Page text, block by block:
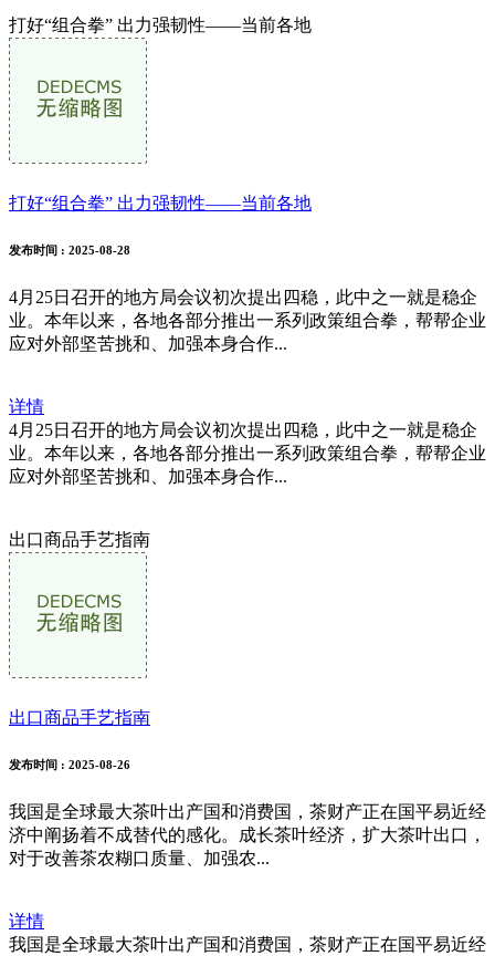
打好“组合拳” 出力强韧性——当前各地
打好“组合拳” 出力强韧性——当前各地
发布时间 : 2025-08-28
4月25日召开的地方局会议初次提出四稳，此中之一就是稳企
业。本年以来，各地各部分推出一系列政策组合拳，帮帮企业
应对外部坚苦挑和、加强本身合作...
详情
4月25日召开的地方局会议初次提出四稳，此中之一就是稳企
业。本年以来，各地各部分推出一系列政策组合拳，帮帮企业
应对外部坚苦挑和、加强本身合作...
出口商品手艺指南
出口商品手艺指南
发布时间 : 2025-08-26
我国是全球最大茶叶出产国和消费国，茶财产正在国平易近经
济中阐扬着不成替代的感化。成长茶叶经济，扩大茶叶出口，
对于改善茶农糊口质量、加强农...
详情
我国是全球最大茶叶出产国和消费国，茶财产正在国平易近经